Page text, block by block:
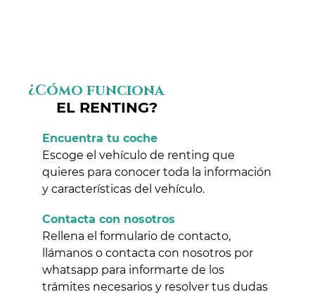
¿Cómo funciona
EL RENTING?
Encuentra tu coche
Escoge el vehículo de renting que
quieres para conocer toda la información
y características del vehículo.
Contacta con nosotros
Rellena el formulario de contacto,
llámanos o contacta con nosotros por
whatsapp para informarte de los
trámites necesarios y resolver tus dudas